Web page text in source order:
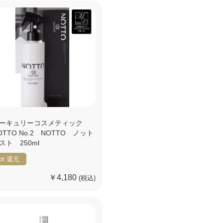
キュリーコスメティック
No.2 NOTTO ノット
ト 250ml
還元
￥4,180 (税込)